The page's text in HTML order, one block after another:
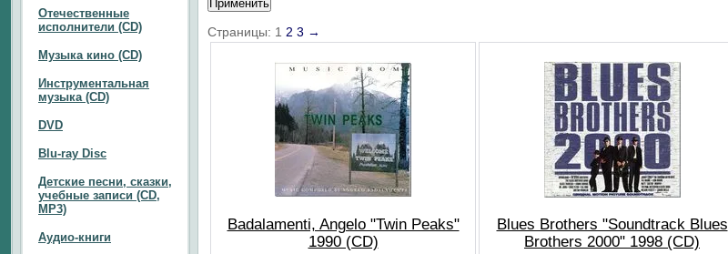
Страницы: 1 2 3 →
Badalamenti, Angelo "Twin Peaks"
1990 (CD)
Blues Brothers "Soundtrack Blues
Brothers 2000" 1998 (CD)
Отечественные
исполнители (CD)
Музыка кино (CD)
Инструментальная
музыка (CD)
DVD
Blu-ray Disc
Детские песни, сказки,
учебные записи (CD,
MP3)
Аудио-книги